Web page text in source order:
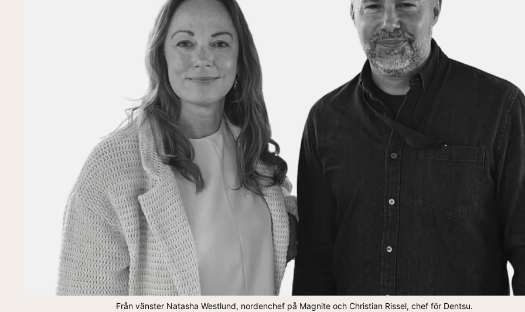
Från vänster Natasha Westlund, nordenchef på Magnite och Christian Rissel, chef för Dentsu.